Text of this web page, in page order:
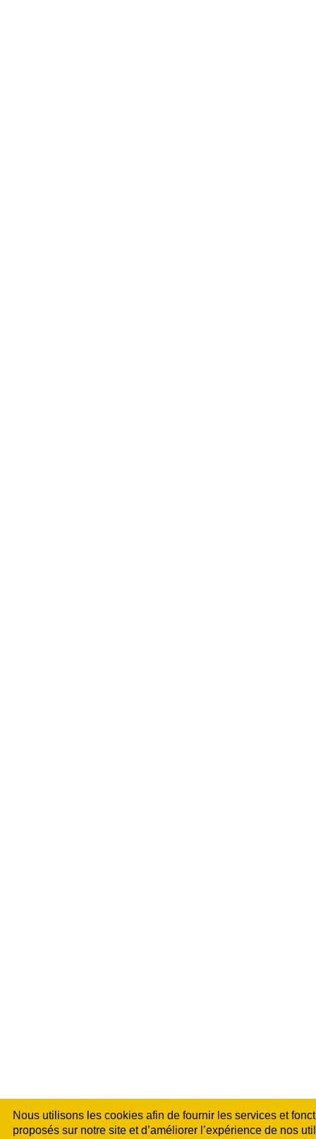
Nous utilisons les cookies afin de fournir les services et
proposés sur notre site et d’améliorer l’expérience de nos